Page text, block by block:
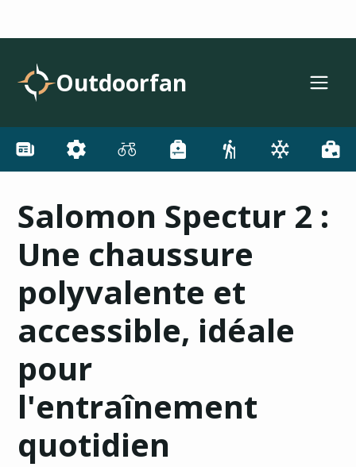
Outdoorfan
Salomon Spectur 2 :
Une chaussure
polyvalente et
accessible, idéale
pour
l'entraînement
quotidien